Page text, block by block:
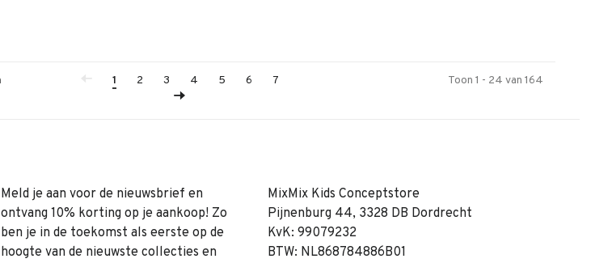
1 2 3 4 5 6 7 Toon 1 - 24 van 164
Meld je aan voor de nieuwsbrief en
ontvang 10% korting op je aankoop! Zo
ben je in de toekomst als eerste op de
hoogte van de nieuwste collecties en
MixMix Kids Conceptstore
Pijnenburg 44, 3328 DB Dordrecht
KvK: 99079232
BTW: NL868784886B01